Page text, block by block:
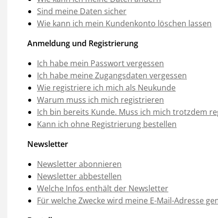
Sind meine Daten sicher
Wie kann ich mein Kundenkonto löschen lassen
Anmeldung und Registrierung
Ich habe mein Passwort vergessen
Ich habe meine Zugangsdaten vergessen
Wie registriere ich mich als Neukunde
Warum muss ich mich registrieren
Ich bin bereits Kunde. Muss ich mich trotzdem
Kann ich ohne Registrierung bestellen
Newsletter
Newsletter abonnieren
Newsletter abbestellen
Welche Infos enthält der Newsletter
Für welche Zwecke wird meine E-Mail-Adresse